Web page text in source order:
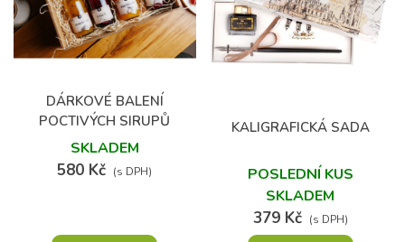
DÁRKOVÉ BALENÍ
POCTIVÝCH SIRUPŮ
4X330 ML
SKLADEM
580 Kč (s DPH)
KALIGRAFICKÁ SADA
POSLEDNÍ KUS
SKLADEM
379 Kč (s DPH)